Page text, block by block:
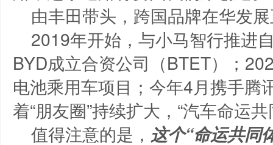
由丰田带头，跨国品牌在华发
2019年开始，与小马智行推进
BYD成立合资公司（BTET）；
电池乘用车项目；今年4月携手
着“朋友圈”持续扩大，“汽车命运
值得注意的是， 这个“命运共同